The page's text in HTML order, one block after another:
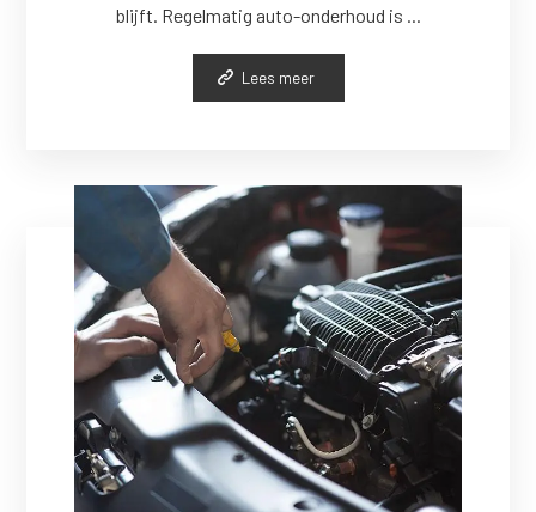
blijft. Regelmatig auto-onderhoud is ...
Lees meer